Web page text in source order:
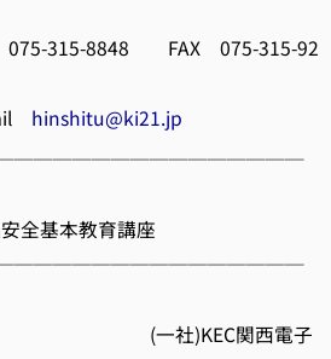
FAX 075-315-92
hinshitu@ki21.jp
基本教育講座
関西電子